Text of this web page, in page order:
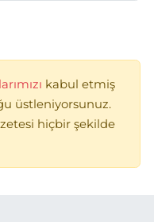
kabul etmiş
üstleniyorsunuz.
hiçbir şekilde